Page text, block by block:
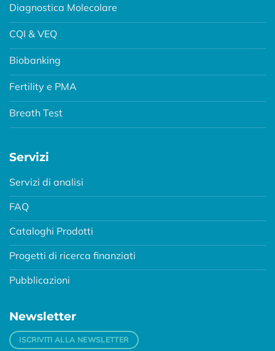
Diagnostica Molecolare
CQI & VEQ
Biobanking
Fertility e PMA
Breath Test
Servizi
Servizi di analisi
FAQ
Cataloghi Prodotti
Progetti di ricerca finanziati
Pubblicazioni
Newsletter
ISCRIVITI ALLA NEWSLETTER